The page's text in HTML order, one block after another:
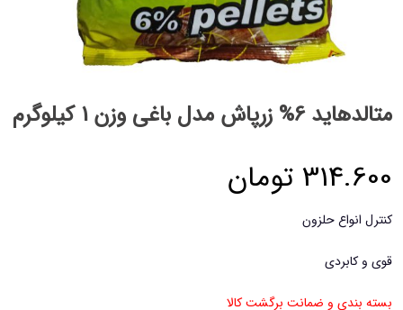
متالدهاید 6% زرپاش مدل باغی وزن 1 کیلوگرم
314.600 تومان
کنترل انواع حلزون
قوی و کابردی
بسته بندی و ضمانت برگشت کالا